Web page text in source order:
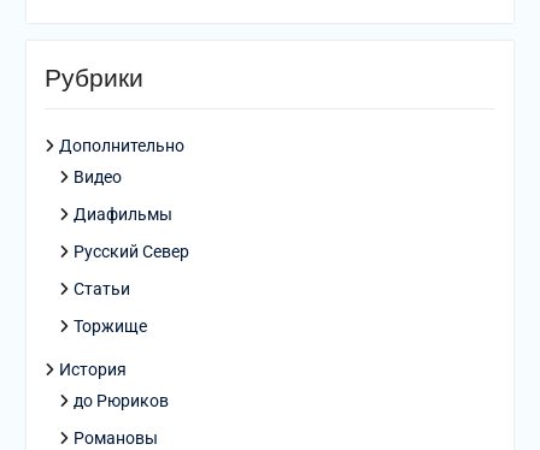
Рубрики
Дополнительно
Видео
Диафильмы
Русский Север
Статьи
Торжище
История
до Рюриков
Романовы